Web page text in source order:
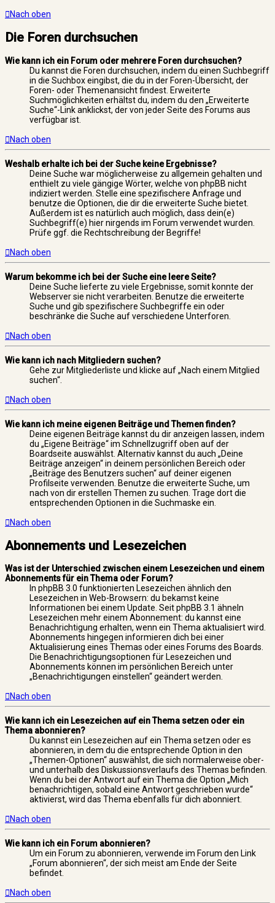
Nach oben
Die Foren durchsuchen
Wie kann ich ein Forum oder mehrere Foren durchsuchen?
Du kannst die Foren durchsuchen, indem du einen Suchbegriff
in die Suchbox eingibst, die du in der Foren-Übersicht, der
Foren- oder Themenansicht findest. Erweiterte
Suchmöglichkeiten erhältst du, indem du den „Erweiterte
Suche“-Link anklickst, der von jeder Seite des Forums aus
verfügbar ist.
Nach oben
Weshalb erhalte ich bei der Suche keine Ergebnisse?
Deine Suche war möglicherweise zu allgemein gehalten und
enthielt zu viele gängige Wörter, welche von phpBB nicht
indiziert werden. Stelle eine spezifischere Anfrage und
benutze die Optionen, die dir die erweiterte Suche bietet.
Außerdem ist es natürlich auch möglich, dass dein(e)
Suchbegriff(e) hier nirgends im Forum verwendet wurden.
Prüfe ggf. die Rechtschreibung der Begriffe!
Nach oben
Warum bekomme ich bei der Suche eine leere Seite?
Deine Suche lieferte zu viele Ergebnisse, somit konnte der
Webserver sie nicht verarbeiten. Benutze die erweiterte
Suche und gib spezifischere Suchbegriffe ein oder
beschränke die Suche auf verschiedene Unterforen.
Nach oben
Wie kann ich nach Mitgliedern suchen?
Gehe zur Mitgliederliste und klicke auf „Nach einem Mitglied
suchen“.
Nach oben
Wie kann ich meine eigenen Beiträge und Themen finden?
Deine eigenen Beiträge kannst du dir anzeigen lassen, indem
du „Eigene Beiträge“ im Schnellzugriff oben auf der
Boardseite auswählst. Alternativ kannst du auch „Deine
Beiträge anzeigen“ in deinem persönlichen Bereich oder
„Beiträge des Benutzers suchen“ auf deiner eigenen
Profilseite verwenden. Benutze die erweiterte Suche, um
nach von dir erstellen Themen zu suchen. Trage dort die
entsprechenden Optionen in die Suchmaske ein.
Nach oben
Abonnements und Lesezeichen
Was ist der Unterschied zwischen einem Lesezeichen und einem
Abonnements für ein Thema oder Forum?
In phpBB 3.0 funktionierten Lesezeichen ähnlich den
Lesezeichen in Web-Browsern: du bekamst keine
Informationen bei einem Update. Seit phpBB 3.1 ähneln
Lesezeichen mehr einem Abonnement: du kannst eine
Benachrichtigung erhalten, wenn ein Thema aktualisiert wird.
Abonnements hingegen informieren dich bei einer
Aktualisierung eines Themas oder eines Forums des Boards.
Die Benachrichtigungsoptionen für Lesezeichen und
Abonnements können im persönlichen Bereich unter
„Benachrichtigungen einstellen“ geändert werden.
Nach oben
Wie kann ich ein Lesezeichen auf ein Thema setzen oder ein
Thema abonnieren?
Du kannst ein Lesezeichen auf ein Thema setzen oder es
abonnieren, in dem du die entsprechende Option in den
„Themen-Optionen“ auswählst, die sich normalerweise ober-
und unterhalb des Diskussionsverlaufs des Themas befinden.
Wenn du bei der Antwort auf ein Thema die Option „Mich
benachrichtigen, sobald eine Antwort geschrieben wurde“
aktivierst, wird das Thema ebenfalls für dich abonniert.
Nach oben
Wie kann ich ein Forum abonnieren?
Um ein Forum zu abonnieren, verwende im Forum den Link
„Forum abonnieren“, der sich meist am Ende der Seite
befindet.
Nach oben